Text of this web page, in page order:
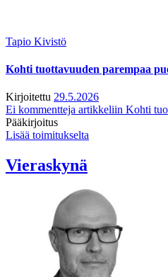
Tapio Kivistö
Kohti tuottavuuden parempaa
Kirjoitettu 29.5.2026
Ei kommentteja artikkeliin Kohti
Pääkirjoitus
Lisää toimitukselta
Vieraskynä